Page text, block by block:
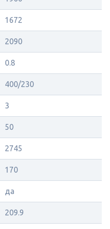
1672
2090
0.8
400/230
3
50
2745
170
да
209.9